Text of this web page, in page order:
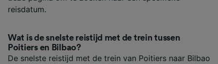
reisdatum.
Wat is de snelste reistijd met de trein tussen
Poitiers en Bilbao?
De snelste reistijd met de trein van Poitiers naar Bilbao